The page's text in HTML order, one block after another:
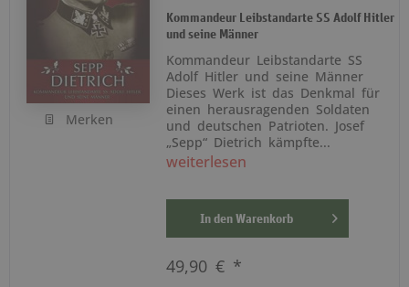
Merken
Kommandeur Leibstandarte SS Adolf Hitler
und seine Männer
Kommandeur Leibstandarte SS
Adolf Hitler und seine Männer
Dieses Werk ist das Denkmal für
einen herausragenden Soldaten
und deutschen Patrioten. Josef
„Sepp“ Dietrich kämpfte...
weiterlesen
In den Warenkorb
49,90 € *